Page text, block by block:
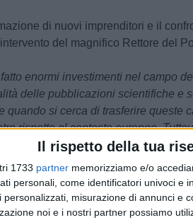
Il rispetto della tua
1733 partner memorizziamo e/o
personali, come identificatori univoci e
personalizzati, misurazione di annunci e
noi e i nostri partner possiamo
di nuovi imprenditori e il
del magnifico Rettore del
enormi investimenti nel campo
delle pubblicazioni scientifiche e
quando si cerca di trasferire queste
rispetto al contesto europeo.
essere competitivi, a partire dalla
un dialogo con gli imprenditori,
nazionale a migliorare i
è che l'Italia, e di conseguenza